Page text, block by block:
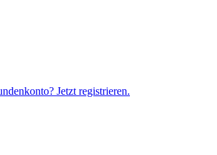
Jetzt registrieren.